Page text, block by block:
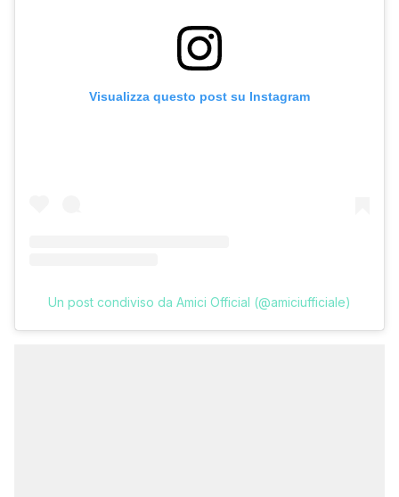
Visualizza questo post su Instagram
Un post condiviso da Amici Official (@amiciufficiale)